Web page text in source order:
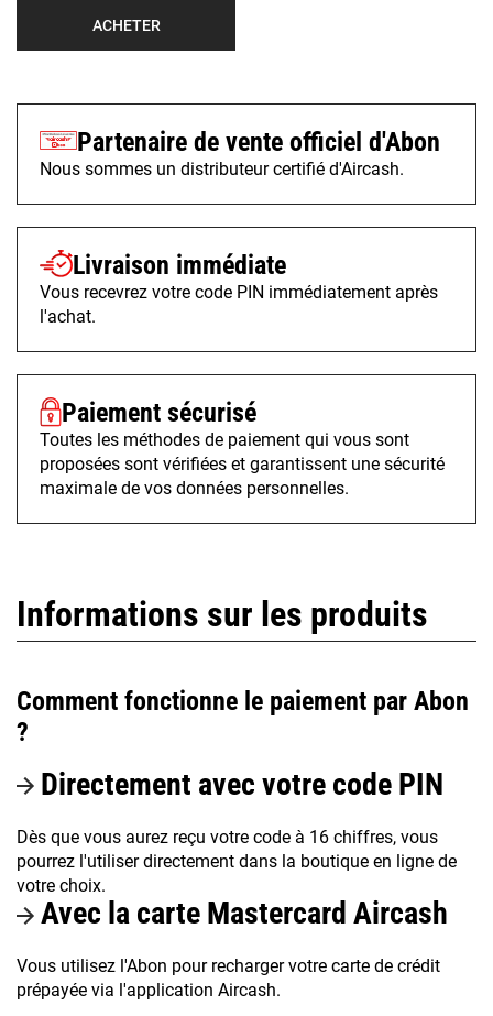
ACHETER
Partenaire de vente officiel d'Abon
Nous sommes un distributeur certifié d'Aircash.
Livraison immédiate
Vous recevrez votre code PIN immédiatement après
l'achat.
Paiement sécurisé
Toutes les méthodes de paiement qui vous sont
proposées sont vérifiées et garantissent une sécurité
maximale de vos données personnelles.
Informations sur les produits
Comment fonctionne le paiement par Abon
?
Directement avec votre code PIN
Dès que vous aurez reçu votre code à 16 chiffres, vous
pourrez l'utiliser directement dans la boutique en ligne de
votre choix.
Avec la carte Mastercard Aircash
Vous utilisez l'Abon pour recharger votre carte de crédit
prépayée via l'application Aircash.